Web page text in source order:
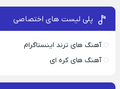
پلی لیست های اختصاصی
آهنگ های ترند اینستاگرام
آهنگ های کره ای